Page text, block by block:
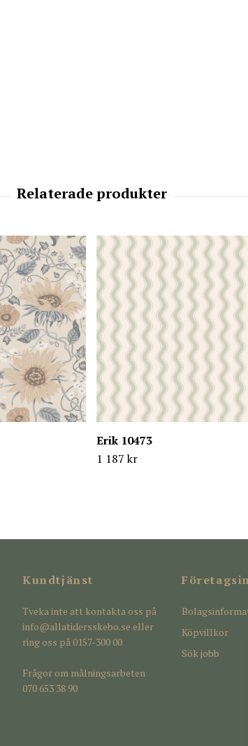
Erik 10473
1 187 kr
Kundtjänst
Tveka inte att kontakta oss på
info@allatidersskebo.se eller
ring oss på 0157-300 00
Frågor om målningsarbeten
070 653 38 90
Köpvillkor
Sök jobb